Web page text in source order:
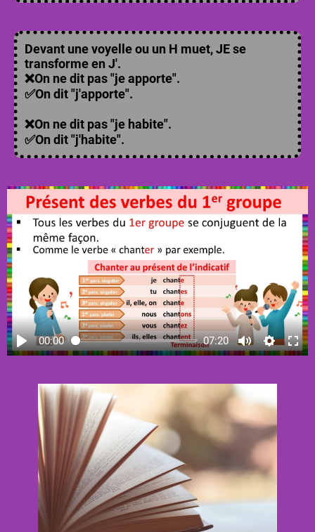
Devant une voyelle ou un H muet, JE se
transforme en J'.
❌On ne dit pas "je apporte".
✅On dit "j'apporte".
❌On ne dit pas "je habite".
✅On dit "j'habite".
00:00 07:20